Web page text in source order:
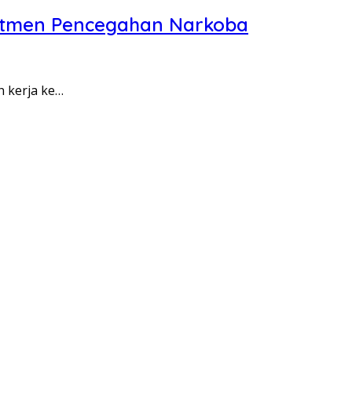
Pencegahan Narkoba
kerja ke…